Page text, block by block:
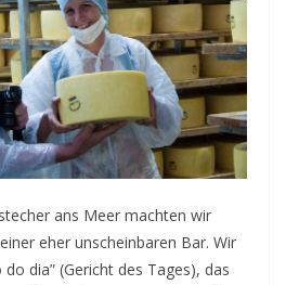
ans Meer machten wir
eher unscheinbaren Bar. Wir
dia” (Gericht des Tages), das